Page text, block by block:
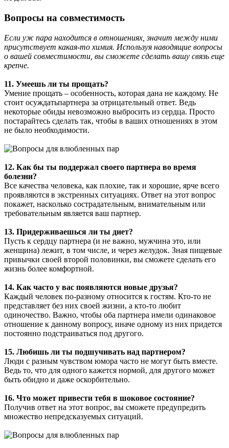
Вопросы на совместимость
Если уж пара находится в отношениях, значит между ними
присутствует какая-то химия. Используя наводящие вопросы
о вашей совместимости, вы сможете сделать вашу связь еще
крепче.
11. Умеешь ли ты прощать?
Умение прощать – особенность, которая дана не каждому. Не
стоит осуждатьпартнера за отрицательный ответ. Ведь
некоторые обиды невозможно выбросить из сердца. Просто
постарайтесь сделать так, чтобы в ваших отношениях в этом
не было необходимости.
12. Как бы ты поддержал своего партнера во время
болезни?
Все качества человека, как плохие, так и хорошие, ярче всего
проявляются в экстренных ситуациях. Ответ на этот вопрос
покажет, насколько сострадательным, внимательным или
требовательным является ваш партнер.
13. Придерживаешься ли ты диет?
Пусть к сердцу партнера (и не важно, мужчина это, или
женщина) лежит, в том числе, и через желудок. Зная пищевые
привычки своей второй половинки, вы сможете сделать его
жизнь более комфортной.
14. Как часто у вас появляются новые друзья?
Каждый человек по-разному относится к гостям. Кто-то не
представляет без них своей жизни, а кто-то любит
одиночество. Важно, чтобы оба партнера имели одинаковое
отношение к данному вопросу, иначе одному из них придется
постоянно подстраиваться под другого.
15. Любишь ли ты подшучивать над партнером?
Люди с разным чувством юмора часто не могут быть вместе.
Ведь то, что для одного кажется нормой, для другого может
быть обидно и даже оскорбительно.
16. Что может привести тебя в шоковое состояние?
Получив ответ на этот вопрос, вы сможете предупредить
множество непредсказуемых ситуаций.